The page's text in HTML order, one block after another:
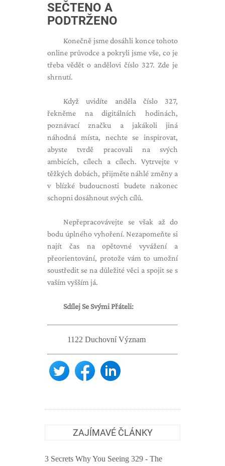
SEČTENO A
PODTRŽENO
Konečně jsme dosáhli konce tohoto
online průvodce a pokryli jsme vše, co je
třeba vědět o andělovi číslo 327. Zde je
shrnutí.
Když uvidíte anděla číslo 327,
řekněme na digitálních hodinách,
poznávací značku a jakákoli jiná
náhodná místa, nechte se inspirovat,
abyste tvrdě pracovali na svých
ambicích, cílech a cílech. Vytrvejte v
těžkých dobách, přijměte náhlé změny a
v blízké budoucnosti budete nakonec
schopni dosáhnout svých cílů.
Nepřepracovávejte se však až do
bodu úplného vyhoření. Nezapomeňte si
najít čas na opětovné vyvážení a
přeorientování, protože vám to umožní
soustředit se na důležité věci a spojit se s
vaším vyšším já.
Sdílej Se Svými Přáteli:
1122 Duchovní Význam
ZAJÍMAVÉ ČLÁNKY
3 Secrets Why You Seeing 329 - The